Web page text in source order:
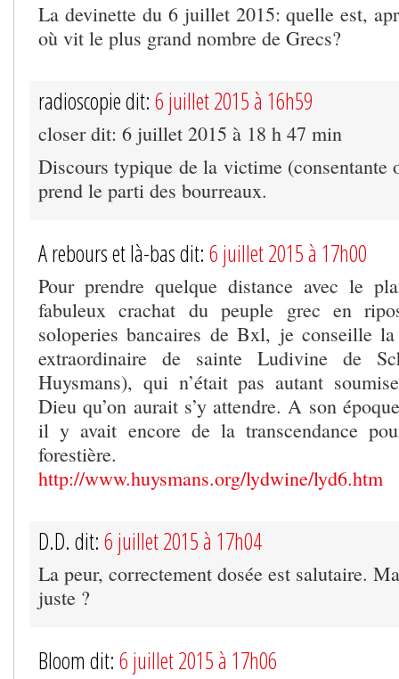
La devinette du 6 juillet 2015: quelle est,
où vit le plus grand nombre de Grecs?
radioscopie dit: 6 juillet 2015 à 16h59
closer dit: 6 juillet 2015 à 18 h 47 min
Discours typique de la victime (consentante
prend le parti des bourreaux.
A rebours et là-bas dit: 6 juillet 2015 à 17h00
Pour prendre quelque distance avec le
fabuleux crachat du peuple grec en
soloperies bancaires de Bxl, je conseille
extraordinaire de sainte Ludivine de
Huysmans), qui n’était pas autant
Dieu qu’on aurait s’y attendre. A son
il y avait encore de la transcendance
forestière.
http://www.huysmans.org/lydwine/lyd6.htm
D.D. dit: 6 juillet 2015 à 17h04
La peur, correctement dosée est salutaire.
juste ?
Bloom dit: 6 juillet 2015 à 17h06